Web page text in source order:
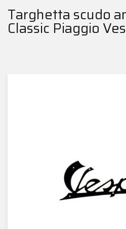
Targhetta scudo
Classic Piaggio